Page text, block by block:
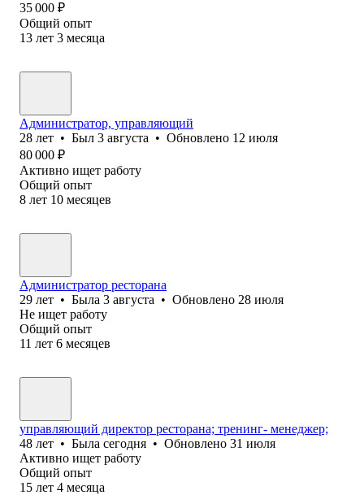
35 000 ₽
Общий опыт
13 лет 3 месяца
Администратор, управляющий
28 лет • Был 3 августа • Обновлено 12 июля
80 000 ₽
Активно ищет работу
Общий опыт
8 лет 10 месяцев
Администратор ресторана
29 лет • Была 3 августа • Обновлено 28 июля
Не ищет работу
Общий опыт
11 лет 6 месяцев
управляющий директор ресторана; тренинг- менеджер;
48 лет • Была сегодня • Обновлено 31 июля
Активно ищет работу
Общий опыт
15 лет 4 месяца